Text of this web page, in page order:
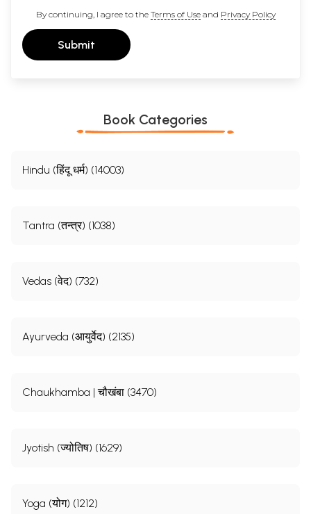
By continuing, I agree to the Terms of Useand Privacy Policy
Submit
Book Categories
Hindu (हिंदू धर्म) (14003)
Tantra (तन्त्र) (1038)
Vedas (वेद) (732)
Ayurveda (आयुर्वेद) (2135)
Chaukhamba | चौखंबा (3470)
Jyotish (ज्योतिष) (1629)
Yoga (योग) (1212)